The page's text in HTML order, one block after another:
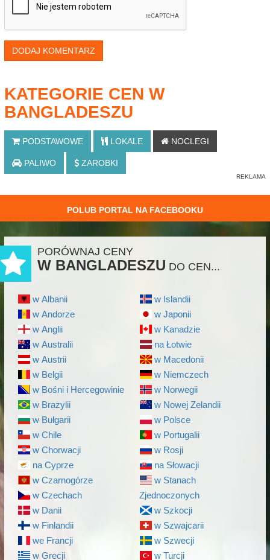
DODAJ KOMENTARZ
KATEGORIE CEN W
BANGLADESZU
PODSTAWOWE LOKALE NOCLEGI
PALIWO ZAROBKI
POLUB PORTAL NA FACEBOOKU
PORÓWNAJ CENY
W BANGLADESZU DO CEN...
w Albanii
w Andorze
w Anglii
w Australii
w Austrii
w Belgii
w Bośni i Hercegowinie
w Brazylii
w Bułgarii
w Chile
w Chorwacji
na Cyprze
w Czarnogórze
w Czechach
w Danii
w Finlandii
we Francji
w Grecji
w Islandii
w Japonii
w Kanadzie
na Łotwie
w Macedonii
w Niemczech
w Norwegii
w Nowej Zelandii
w Polsce
w Portugalii
w Rosji
na Słowacji
w Stanach
Zjednoczonych
w Szkocji
w Szwajcarii
w Szwecji
w Turcji